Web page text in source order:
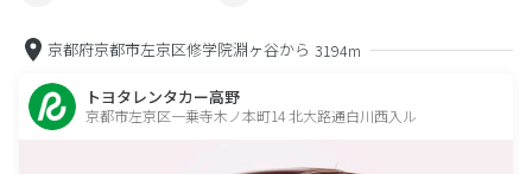
京都府京都市左京区修学院淵ヶ谷から 3194m
トヨタレンタカー高野
京都市左京区一乗寺木ノ本町14 北大路通白川西入ル